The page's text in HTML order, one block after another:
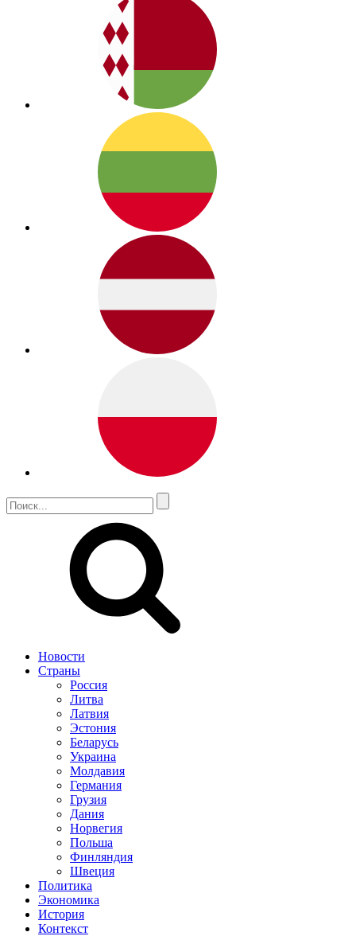
Новости
Страны
Россия
Литва
Латвия
Эстония
Беларусь
Украина
Молдавия
Германия
Грузия
Дания
Норвегия
Польша
Финляндия
Швеция
Политика
Экономика
История
Контекст